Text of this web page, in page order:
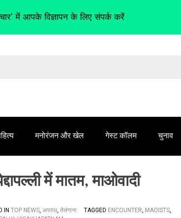
मनोरंजन और खेल गेस्ट कॉलम चुनाव
में मातम, माओवादी
IN TOP NEWS, अपराध, तेलंगाना TAGGED ENCOUNTER, MAOISTS,
में आपके विज्ञापन के लिए संपर्क करें